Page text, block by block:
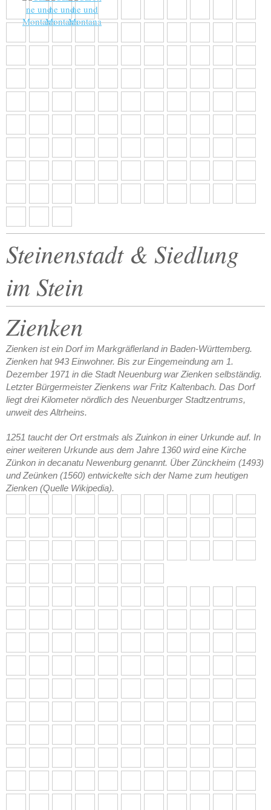
Steinenstadt & Siedlung
im Stein
Zienken
Zienken ist ein Dorf im Markgräflerland in Baden-Württemberg.
Zienken hat 943 Einwohner. Bis zur Eingemeindung am 1.
Dezember 1971 in die Stadt Neuenburg war Zienken selbständig.
Letzter Bürgermeister Zienkens war Fritz Kaltenbach. Das Dorf
liegt drei Kilometer nördlich des Neuenburger Stadtzentrums,
unweit des Altrheins.
1251 taucht der Ort erstmals als Zuinkon in einer Urkunde auf. In
einer weiteren Urkunde aus dem Jahre 1360 wird eine Kirche
Zünkon in decanatu Newenburg genannt. Über Zünckheim (1493)
und Zeünken (1560) entwickelte sich der Name zum heutigen
Zienken (Quelle Wikipedia).